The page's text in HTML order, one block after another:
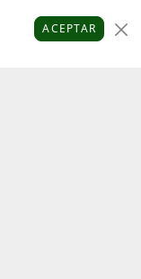
para
libre, ofreciendo
ACEPTAR